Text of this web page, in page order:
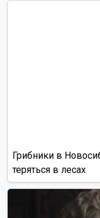
Грибники в
теряться в лесах